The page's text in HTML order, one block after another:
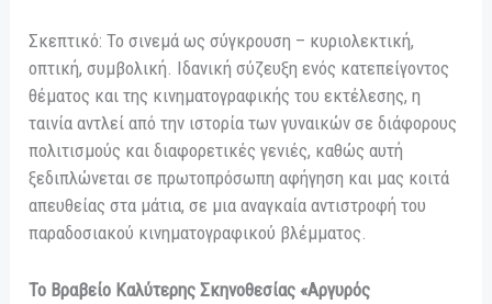
Σκεπτικό: Το σινεμά ως σύγκρουση – κυριολεκτική,
οπτική, συμβολική. Ιδανική σύζευξη ενός κατεπείγοντος
θέματος και της κινηματογραφικής του εκτέλεσης, η
ταινία αντλεί από την ιστορία των γυναικών σε διάφορους
πολιτισμούς και διαφορετικές γενιές, καθώς αυτή
ξεδιπλώνεται σε πρωτοπρόσωπη αφήγηση και μας κοιτά
απευθείας στα μάτια, σε μια αναγκαία αντιστροφή του
παραδοσιακού κινηματογραφικού βλέμματος.
Το Βραβείο Καλύτερης Σκηνοθεσίας «Αργυρός